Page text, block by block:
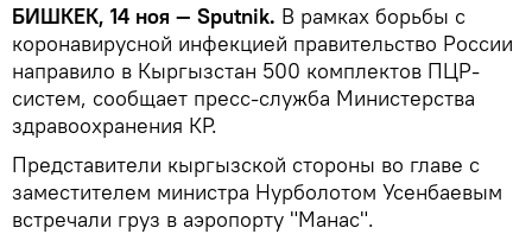
БИШКЕК, 14 ноя — Sputnik. В рамках борьбы с
коронавирусной инфекцией правительство России
направило в Кыргызстан 500 комплектов ПЦР-
систем, сообщает пресс-служба Министерства
здравоохранения КР.
Представители кыргызской стороны во главе с
заместителем министра Нурболотом Усенбаевым
встречали груз в аэропорту "Манас".